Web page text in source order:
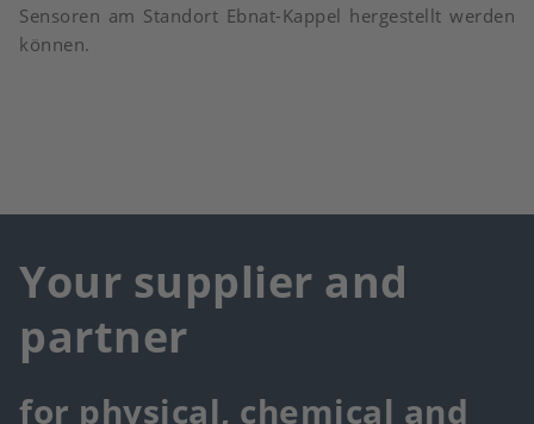
Sensoren am Standort Ebnat-Kappel hergestellt werden
können.
Your supplier and
partner
for physical, chemical and